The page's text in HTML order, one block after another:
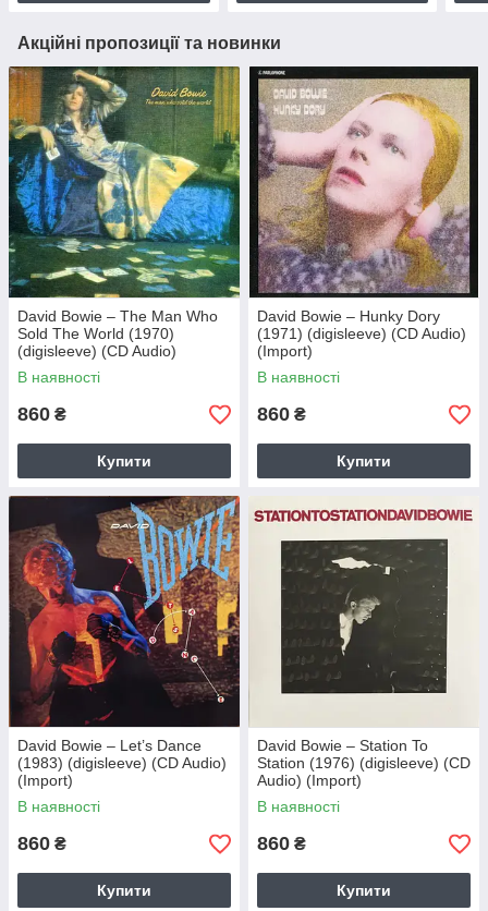
Акційні пропозиції та новинки
David Bowie – The Man Who
Sold The World (1970)
(digisleeve) (CD Audio)
(Import)
В наявності
860 ₴
Купити
David Bowie – Hunky Dory
(1971) (digisleeve) (CD Audio)
(Import)
В наявності
860 ₴
Купити
David Bowie – Let’s Dance
(1983) (digisleeve) (CD Audio)
(Import)
В наявності
860 ₴
Купити
David Bowie – Station To
Station (1976) (digisleeve) (CD
Audio) (Import)
В наявності
860 ₴
Купити